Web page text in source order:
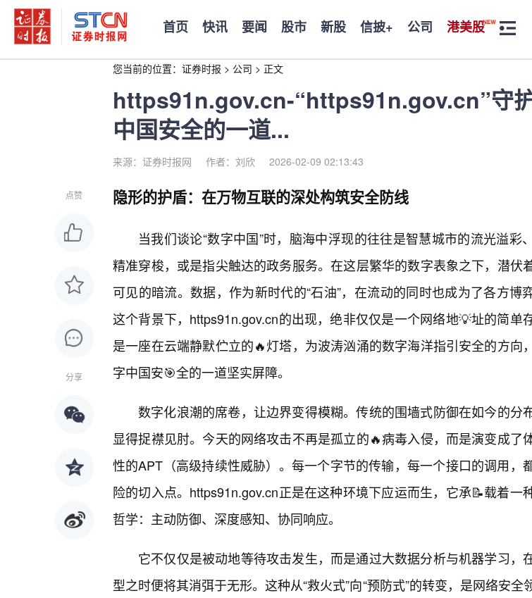
首页 快讯 要闻 股市 新股 信披+ 公司 港美股
您当前的位置： 证券时报 > 公司 > 正文
https91n.gov.cn-“https91n.gov.cn”守
中国安全的一道...
来源：证券时报网 作者：刘欣 2026-02-09 02:13:43
点赞
分享
隐形的护盾：在万物互联的深处构筑安全防线
当我们谈论“数字中国”时，脑海中浮现的往往是智慧城市的流光溢彩
精准穿梭，或是指尖触达的政务服务。在这层繁华的数字表象之下，潜伏
可见的暗流。数据，作为新时代的“石油”，在流动的同时也成为了各方博
这个背景下，https91n.gov.cn的出现，绝非仅仅是一个网络地💡址的简单
是一座在云端静默伫立的🔥灯塔，为波涛汹涌的数字海洋指引安全的方向
字中国安🎯全的一道坚实屏障。
数字化浪潮的席卷，让边界变得模糊。传统的围墙式防御在如今的分
显得捉襟见肘。今天的网络攻击不再是孤立的🔥病毒入侵，而是演变成了
性的APT（高级持续性威胁）。每一个字节的传输，每一个接口的调用，
险的切入点。https91n.gov.cn正是在这种环境下应运而生，它承📝载着一
哲学：主动防御、深度感知、协同响应。
它不仅仅是被动地等待攻击发生，而是通过大数据分析与机器学习，
型之时便将其消弭于无形。这种从“救火式”向“预防式”的转变，是网络安全